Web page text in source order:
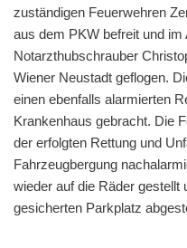
zuständigen Feuerwehren
aus dem PKW befreit und
Notarzthubschrauber
Wiener Neustadt geflogen.
einen ebenfalls alarmierten
Krankenhaus gebracht. Die
der erfolgten Rettung und
Fahrzeugbergung
wieder auf die Räder gestellt
gesicherten Parkplatz